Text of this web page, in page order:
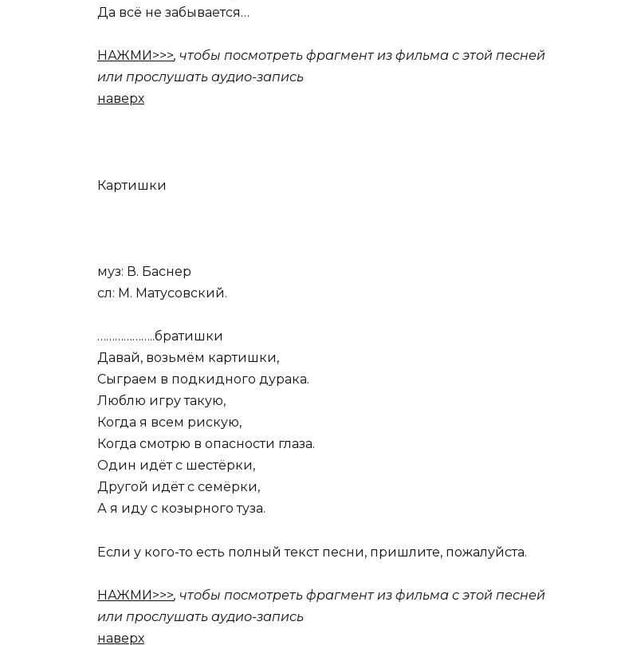
Да всё не забывается…
НАЖМИ>>>, чтобы посмотреть фрагмент из фильма с этой песней
или прослушать аудио-запись
наверх
Картишки
муз: В. Баснер
сл: М. Матусовский.
………………..братишки
Давай, возьмём картишки,
Сыграем в подкидного дурака.
Люблю игру такую,
Когда я всем рискую,
Когда смотрю в опасности глаза.
Один идёт с шестёрки,
Другой идёт с семёрки,
А я иду с козырного туза.
Если у кого-то есть полный текст песни, пришлите, пожалуйста.
НАЖМИ>>>, чтобы посмотреть фрагмент из фильма с этой песней
или прослушать аудио-запись
наверх